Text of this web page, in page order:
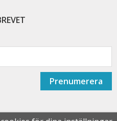
Prenumerera